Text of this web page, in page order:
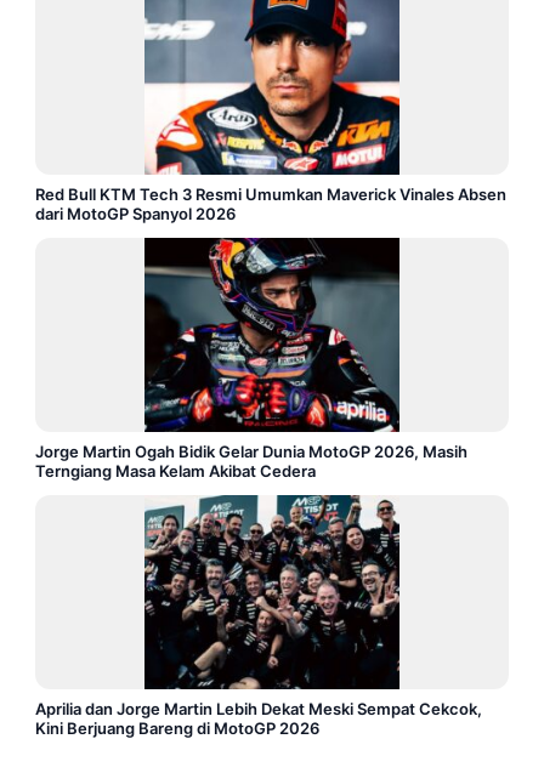
Red Bull KTM Tech 3 Resmi Umumkan Maverick Vinales Absen
dari MotoGP Spanyol 2026
Jorge Martin Ogah Bidik Gelar Dunia MotoGP 2026, Masih
Terngiang Masa Kelam Akibat Cedera
Aprilia dan Jorge Martin Lebih Dekat Meski Sempat Cekcok,
Kini Berjuang Bareng di MotoGP 2026